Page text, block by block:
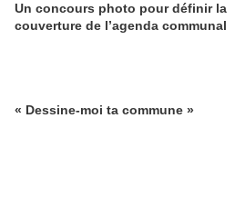
Un concours photo pour définir la
couverture de l’agenda communal
« Dessine-moi ta commune »